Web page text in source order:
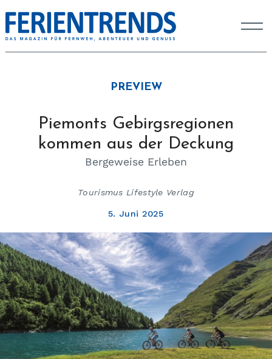
PREVIEW
Piemonts Gebirgsregionen
kommen aus der Deckung
Bergeweise Erleben
Tourismus Lifestyle Verlag
5. Juni 2025